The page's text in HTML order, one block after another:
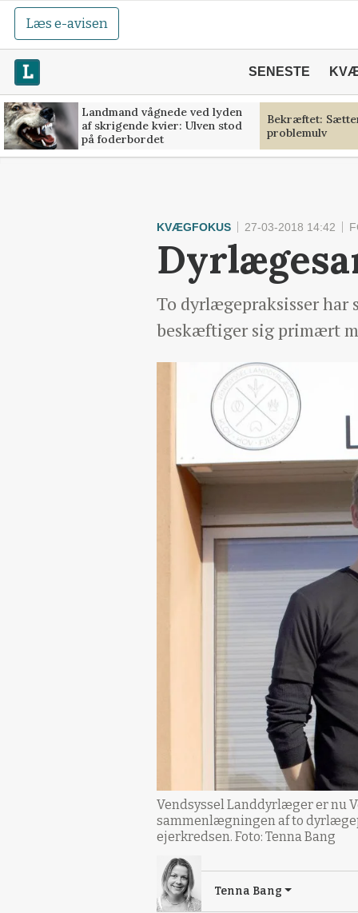
Læs e-avisen
SENESTE
Landmand vågnede ved lyden
af skrigende kvier: Ulven stod
på foderbordet
Bekræftet:
problemulv
KVÆGFOKUS 27-03-2018 14:42
To dyrlægepraksisser har
beskæftiger sig primært
Vendsyssel Landdyrlæger er nu
sammenlægningen af to
ejerkredsen. Foto: Tenna Bang
Tenna Bang